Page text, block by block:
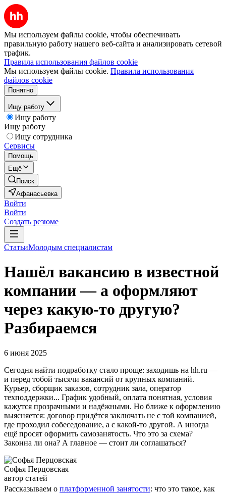
Мы используем файлы cookie, чтобы обеспечивать
правильную работу нашего веб-сайта и анализировать сетевой
трафик.
Правила использования файлов cookie
Мы используем файлы cookie. Правила использования
файлов cookie
Понятно
Ищу работу
Ищу работу
Ищу работу
Ищу сотрудника
Сервисы
Помощь
Ещё
Поиск
Афанасьевка
Войти
Войти
Создать резюме
СтатьиМолодым специалистам
Нашёл вакансию в известной
компании — а оформляют
через какую-то другую?
Разбираемся
6 июня 2025
Сегодня найти подработку стало проще: заходишь на hh.ru —
и перед тобой тысячи вакансий от крупных компаний.
Курьер, сборщик заказов, сотрудник зала, оператор
техподдержки... График удобный, оплата понятная, условия
кажутся прозрачными и надёжными. Но ближе к оформлению
выясняется: договор придётся заключать не с той компанией,
где проходил собеседование, а с какой-то другой. А иногда
ещё просят оформить самозанятость. Что это за схема?
Законна ли она? А главное — стоит ли соглашаться?
Софья Перцовская
автор статей
Рассказываем о платформенной занятости: что это такое, как